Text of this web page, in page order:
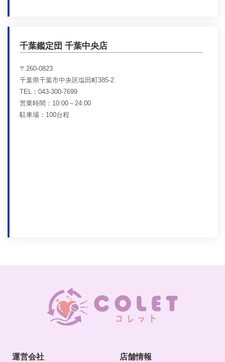
千葉鑑定団 千葉中央店
〒260-0823
千葉県千葉市中央区塩田町385-2
TEL：043-300-7699
営業時間：10:00～24:00
駐車場：100台程
運営会社 店舗情報